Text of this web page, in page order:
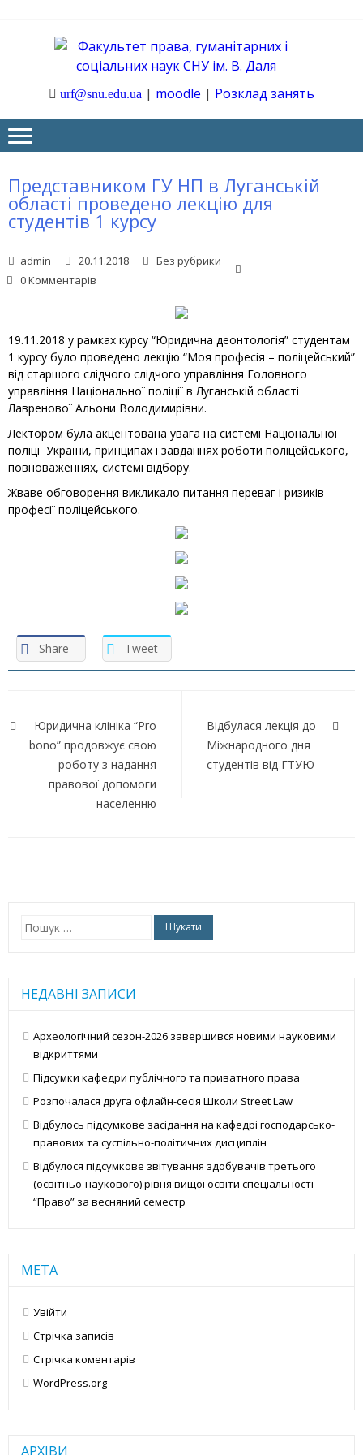
navigation
І
urf@snu.edu.ua | moodle | Розклад занять
Представником ГУ НП в Луганській
області проведено лекцію для
студентів 1 курсу
admin 20.11.2018
Без рубрики
0 Комментарів
19.11.2018 у рамках курсу “Юридична деонтологія” студентам
1 курсу було проведено лекцію “Моя професія – поліцейський”
від старшого слідчого слідчого управління Головного
управління Національної поліції в Луганській області
Лавренової Альони Володимирівни.
Лектором була акцентована увага на системі Національної
поліції України, принципах і завданнях роботи поліцейського,
повноваженнях, системі відбору.
Жваве обговорення викликало питання переваг і ризиків
професії поліцейського.
Share Tweet
записів
Юридична клініка “Pro
bono” продовжує свою
роботу з надання
правової допомоги
населенню
Відбулася лекція до
Міжнародного дня
студентів від ГТУЮ
Пошук:
НЕДАВНІ ЗАПИСИ
Археологічний сезон-2026 завершився новими науковими
відкриттями
Підсумки кафедри публічного та приватного права
Розпочалася друга офлайн-сесія Школи Street Law
Відбулось підсумкове засідання на кафедрі господарсько-
правових та суспільно-політичних дисциплін
Відбулося підсумкове звітування здобувачів третього
(освітньо-наукового) рівня вищої освіти спеціальності
“Право” за весняний семестр
МЕТА
Увійти
Стрічка записів
Стрічка коментарів
WordPress.org
АРХІВИ